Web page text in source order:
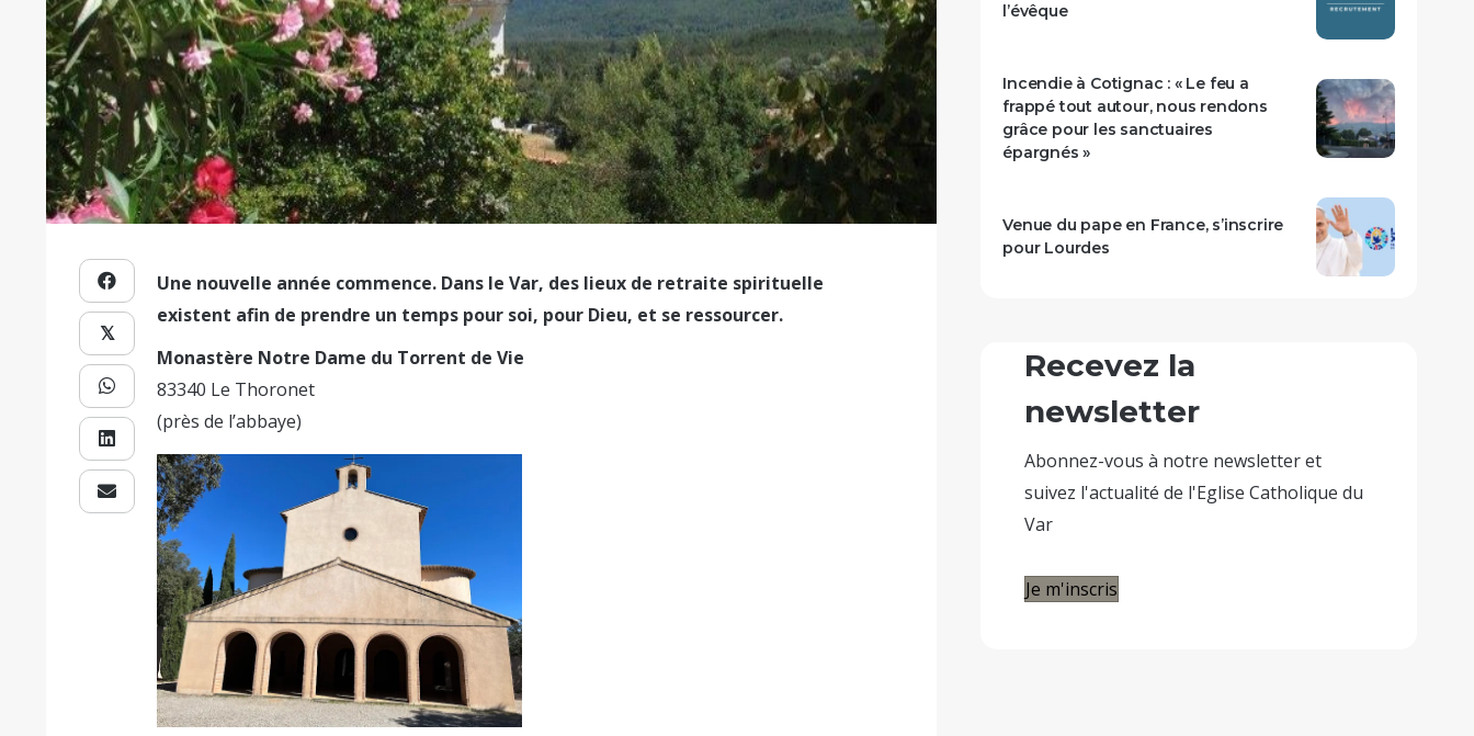
𝕏
Une nouvelle année commence. Dans le Var, des lieux de retraite spirituelle
existent afin de prendre un temps pour soi, pour Dieu, et se ressourcer.
Monastère Notre Dame du Torrent de Vie
83340 Le Thoronet
(près de l’abbaye)
l’évêque
Incendie à Cotignac : « Le feu a
frappé tout autour, nous rendons
grâce pour les sanctuaires
épargnés »
Venue du pape en France, s’inscrire
pour Lourdes
Recevez la
newsletter
Abonnez-vous à notre newsletter et
suivez l'actualité de l'Eglise Catholique du
Var
Je m'inscris